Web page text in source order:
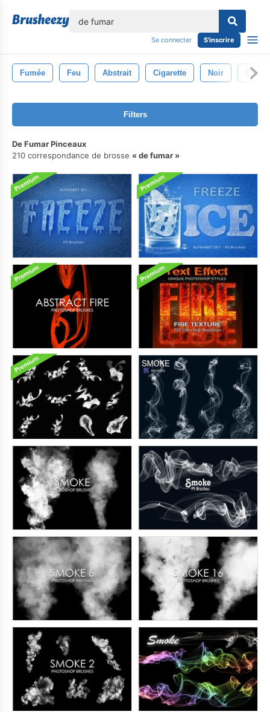
Se connecter S'inscrire
Fumée Feu Abstrait Cigarette Noir
Filters
De Fumar Pinceaux
210 correspondance de brosse
de fumar